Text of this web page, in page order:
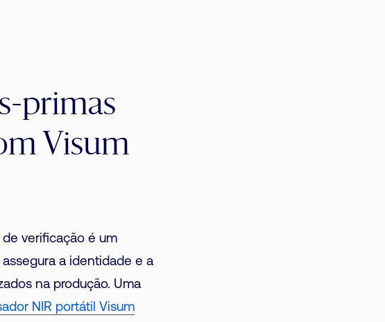
primas
Visum
verificação é um
a identidade e a
na produção. Uma
NIR portátil Visum